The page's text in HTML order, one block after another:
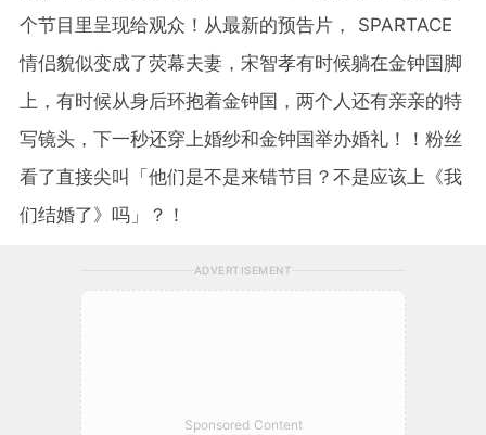
个节目里呈现给观众！从最新的预告片， SPARTACE
情侣貌似变成了荧幕夫妻，宋智孝有时候躺在金钟国脚
上，有时候从身后环抱着金钟国，两个人还有亲亲的特
写镜头，下一秒还穿上婚纱和金钟国举办婚礼！！粉丝
看了直接尖叫「他们是不是来错节目？不是应该上《我
们结婚了》吗」？！
ADVERTISEMENT
Sponsored Content